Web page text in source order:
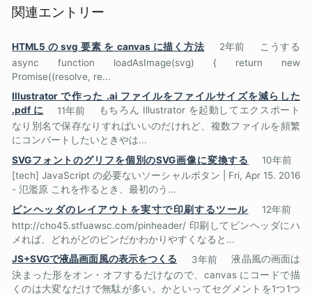
関連エントリー
HTML5 の svg 要素 を canvas に描く方法 2年前
こうする
async function loadAsImage(svg) { return new
Promise((resolve, re...
Illustrator で作った .ai ファイルをファイルサイズを減らした
.pdf に
11年前
もちろん Illustrator を起動してエクスポート
なり別名で保存なりすればいいのだけれど、複数ファイルを頻繁
にコンバートしたいときやは...
SVGフォントのグリフを個別のSVG画像に変換する
10年前
[tech] JavaScript の必要ないソーシャルボタン | Fri, Apr 15. 2016
- 氾濫原 これを作るとき、最初のう...
ピンヘッダのレイアウトを実寸で印刷するツール
12年前
http://cho45.stfuawsc.com/pinheader/ 印刷してピンヘッダにハ
メれば、どれがどのピンだかわかりやすくなると...
JS+SVGで液晶画面風の表示をつくる
3年前
液晶風の画面は
決まった形をオン・オフするだけなので、canvas にコードで描
くのは大変なだけで無駄が多い。かといってセグメントを1つ1つ